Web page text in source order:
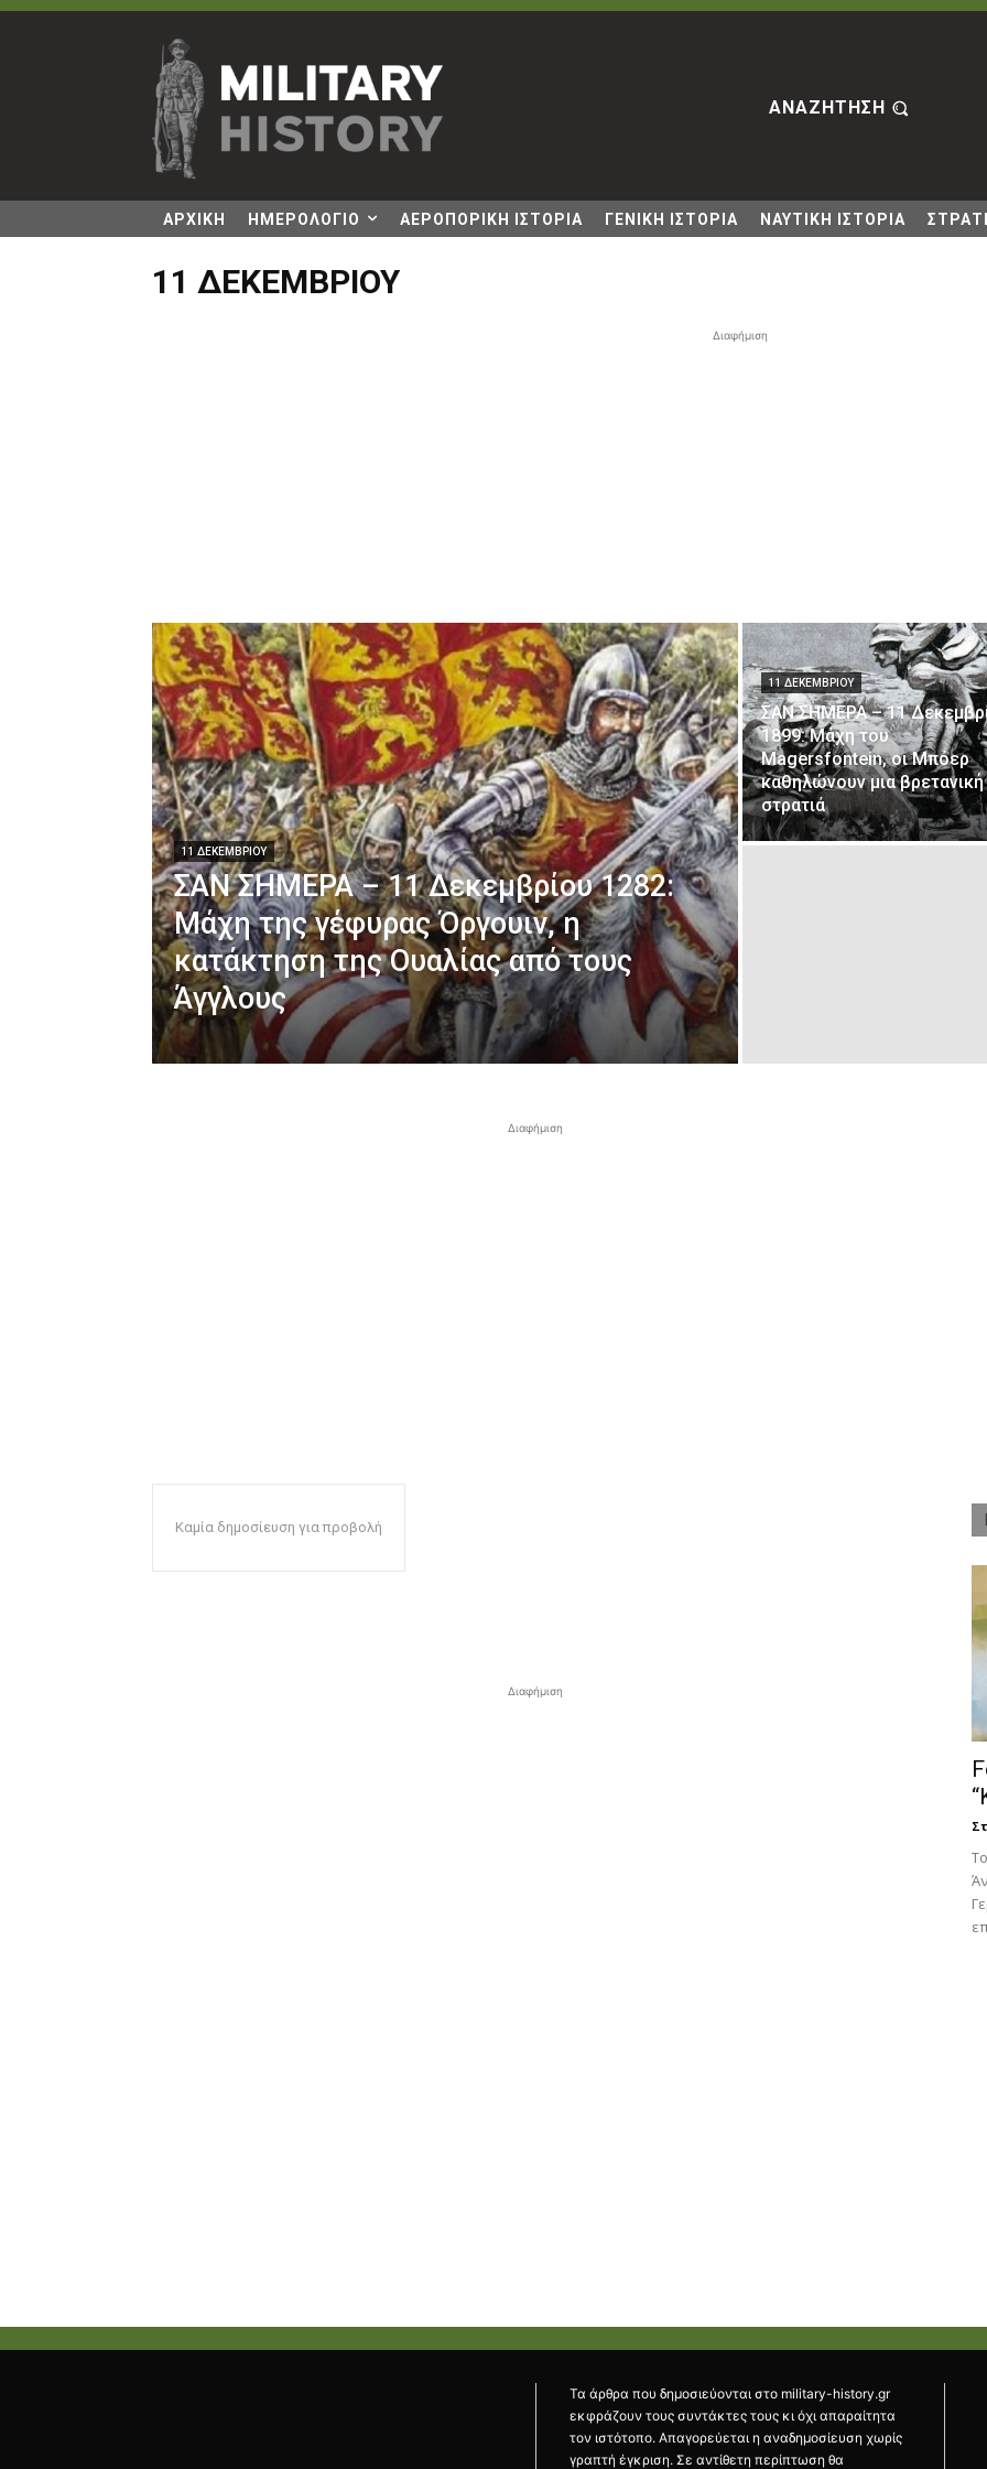
ΑΝΑΖΗΤΗΣΗ
ΑΡΧΙΚΗ ΗΜΕΡΟΛΟΓΙΟ ΑΕΡΟΠΟΡΙΚΗ ΙΣΤΟΡΙΑ ΓΕΝΙΚΗ ΙΣΤΟΡΙΑ ΝΑΥΤΙΚΗ ΙΣΤΟΡΙΑ
11 ΔΕΚΕΜΒΡΊΟΥ
Διαφήμιση
11 ΔΕΚΕΜΒΡΊΟΥ
ΣΑΝ ΣΗΜΕΡΑ – 11 Δεκεμβρίου 1282:
Μάχη της γέφυρας Όργουιν, η
κατάκτηση της Ουαλίας από τους
Άγγλους
11 ΔΕΚΕΜΒΡΊΟΥ
ΣΑΝ ΣΗΜΕΡΑ – 11
1899: Μάχη του
Magersfontein, οι Μπόερ
καθηλώνουν μια βρετανική
στρατιά
Διαφήμιση
Καμία δημοσίευση για προβολή
Διαφήμιση
Τα άρθρα που δημοσιεύονται στο military-history.gr
εκφράζουν τους συντάκτες τους κι όχι απαραίτητα
τον ιστότοπο. Απαγορεύεται η αναδημοσίευση χωρίς
γραπτή έγκριση. Σε αντίθετη περίπτωση θα